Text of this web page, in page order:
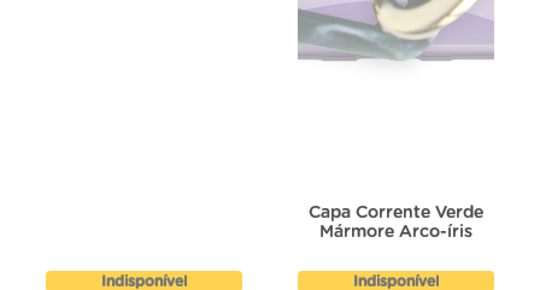
Indisponível
Capa Corrente Verde
Mármore Arco-íris
Indisponível